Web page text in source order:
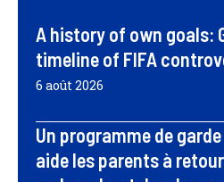
A history of own goals:
timeline of FIFA
6 août 2026
Un programme de
aide les parents à